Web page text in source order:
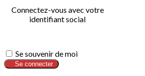
Connectez-vous avec votre
identifiant social
Se souvenir de moi
Se connecter